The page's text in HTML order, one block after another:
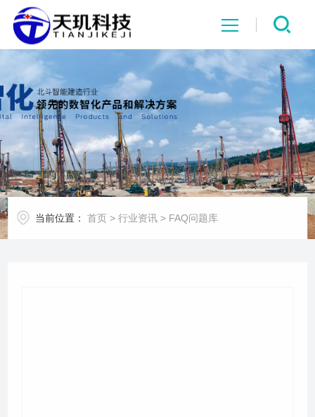
网站首页
系统中心
解决方案
项目案例
当前位置： 首页 >行业资讯 > FAQ问题库